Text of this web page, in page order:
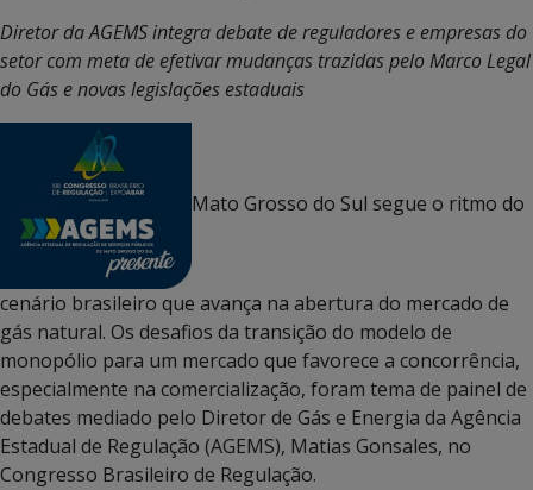
Diretor da AGEMS integra debate de reguladores e empresas do
setor com meta de efetivar mudanças trazidas pelo Marco Legal
do Gás e novas legislações estaduais
Mato Grosso do Sul segue o ritmo do
cenário brasileiro que avança na abertura do mercado de
gás natural. Os desafios da transição do modelo de
monopólio para um mercado que favorece a concorrência,
especialmente na comercialização, foram tema de painel de
debates mediado pelo Diretor de Gás e Energia da Agência
Estadual de Regulação (AGEMS), Matias Gonsales, no
Congresso Brasileiro de Regulação.